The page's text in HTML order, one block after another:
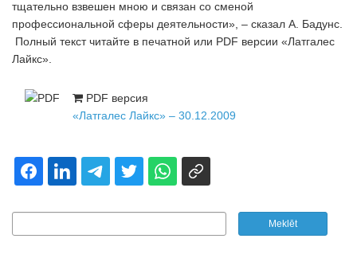
тщательно взвешен мною и связан со сменой
профессиональной сферы деятельности», – сказал А. Бадунс.
Полный текст читайте в печатной или PDF версии «Латгалес
Лайкс».
PDF версия
«Латгалес Лайкс» – 30.12.2009